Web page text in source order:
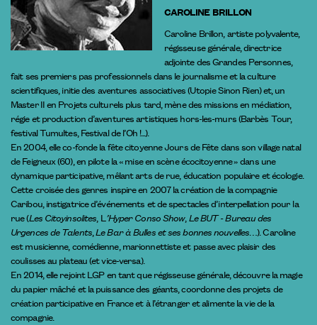
CAROLINE BRILLON
Caroline Brillon, artiste polyvalente,
régisseuse générale, directrice
adjointe des Grandes Personnes,
fait ses premiers pas professionnels dans le journalisme et la culture
scientifiques, initie des aventures associatives (Utopie Sinon Rien) et, un
Master II en Projets culturels plus tard, mène des missions en médiation,
régie et production d’aventures artistiques hors-les-murs (Barbès Tour,
festival Tumultes, Festival de l’Oh !...).
En 2004, elle co-fonde la fête citoyenne Jours de Fête dans son village natal
de Feigneux (60), en pilote la « mise en scène écocitoyenne » dans une
dynamique participative, mêlant arts de rue, éducation populaire et écologie.
Cette croisée des genres inspire en 2007 la création de la compagnie
Caribou, instigatrice d’événements et de spectacles d’interpellation pour la
rue (Les Citoyinsolites, L’Hyper Conso Show,Le BUT - Bureau des
Urgences de Talents,Le Bar à Bulles et ses bonnes nouvelles…). Caroline
est musicienne, comédienne, marionnettiste et passe avec plaisir des
coulisses au plateau (et vice-versa).
En 2014, elle rejoint LGP en tant que régisseuse générale, découvre la magie
du papier mâché et la puissance des géants, coordonne des projets de
création participative en France et à l’étranger et alimente la vie de la
compagnie.